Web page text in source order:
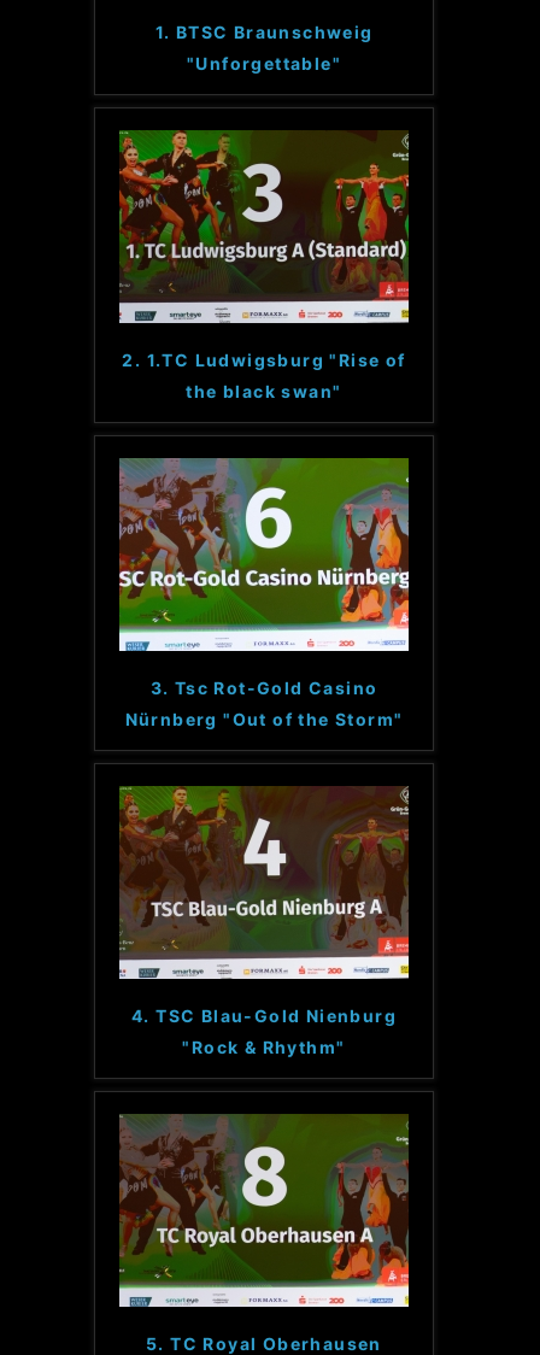
1. BTSC Braunschweig
"Unforgettable"
2. 1.TC Ludwigsburg "Rise of
the black swan"
3. Tsc Rot-Gold Casino
Nürnberg "Out of the Storm"
4. TSC Blau-Gold Nienburg
"Rock & Rhythm"
5. TC Royal Oberhausen